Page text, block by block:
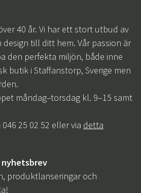
40 år. Vi har ett stort utbud av
till ditt hem. Vår passion är
den perfekta miljön, både inne
butik i Staffanstorp, Sverige men
måndag–torsdag kl. 9–15 samt
25 02 52 eller via detta
nyhetsbrev
produktlanseringar och